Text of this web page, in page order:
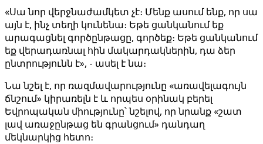
«Սա նոր վերջնաժամկետ չէ։ Մենք ասում ենք, որ սա
այն է, ինչ տեղի կունենա։ Եթե ցանկանում եք
արագացնել գործընթացը, գործեք։ Եթե ցանկանում
եք վերադառնալ հին մակարդակներին, դա ձեր
ընտրությունն է», - ասել է նա։
Նա նշել է, որ ռազմավարությունը «առավելագույն
ճնշում» կիրառելն է և որպես օրինակ բերել
Եվրոպական միությունը՝ նշելով, որ նրանք «շատ
լավ առաջընթաց են գրանցում» դանդաղ
մեկնարկից հետո։